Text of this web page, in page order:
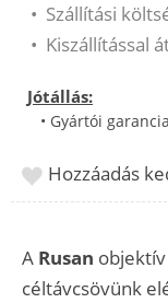
• Szállítási
• Kiszállítással
Jótállás:
• Gyártói
Hozzáadás
A Rusan
céltávcsövünk